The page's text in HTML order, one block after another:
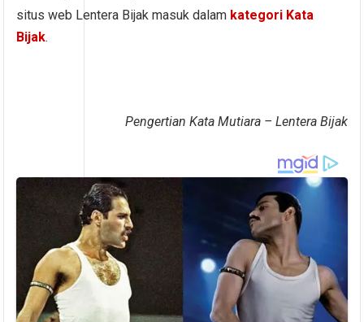
situs web Lentera Bijak masuk dalam kategori Kata
Bijak.
Pengertian Kata Mutiara – Lentera Bijak